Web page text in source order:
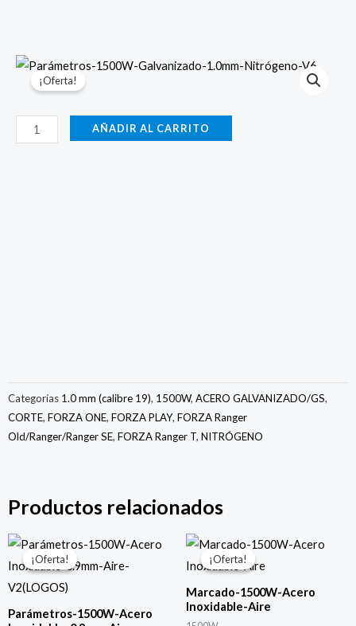
¡Oferta!
Parámetros-
1500W-
AÑADIR AL CARRITO
Categorías 1.0 mm (calibre 19), 1500W, ACERO GALVANIZADO/GS,
CORTE, FORZA ONE, FORZA PLAY, FORZA Ranger
Old/Ranger/Ranger SE, FORZA Ranger T, NITRÓGENO
Productos relacionados
¡Oferta!
¡Oferta!
Parámetros-1500W-Acero
precio
original
era:
$150.00.
El
precio
actual
¡Oferta!
¡Oferta!
Marcado-1500W-Acero
Inoxidable-Aire
precio
original
$150.00.
El
precio
actual
$49.00.